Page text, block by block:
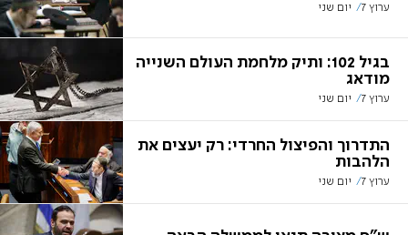
ערוץ 7 יום שני
בגיל 102: ותיק מלחמת העולם השנייה
מודאג
ערוץ 7 יום שני
התדרוך והפיצול החרדי: רק יעצים את
הלהבות
ערוץ 7 יום שני